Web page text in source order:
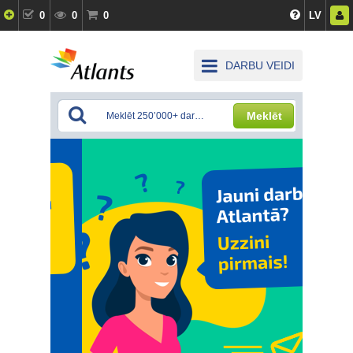
0 0 0 LV
DARBU VEIDI
Meklēt